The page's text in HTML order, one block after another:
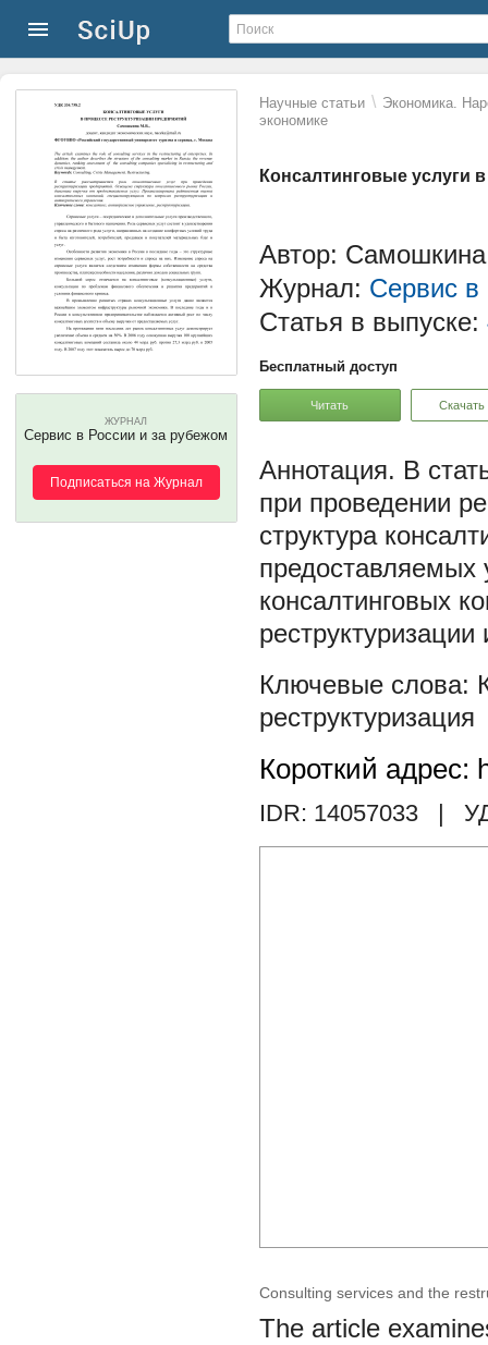
Научные статьи \ Экономика.
экономике
Консалтинговые услуги
ЖУРНАЛ
Сервис в России и за рубежом
Подписаться на Журнал
Автор:
Журнал: Сервис в
Статья в выпуске:
Бесплатный доступ
Читать Скачать
В
при проведении
структура
предоставляемых
консалтинговых
реструктуризация
Короткий адрес:
IDR: 14057033 |
Consulting services and the
The article